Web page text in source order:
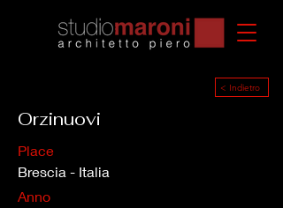
< Indietro
Orzinuovi
Place
Brescia - Italia
Anno